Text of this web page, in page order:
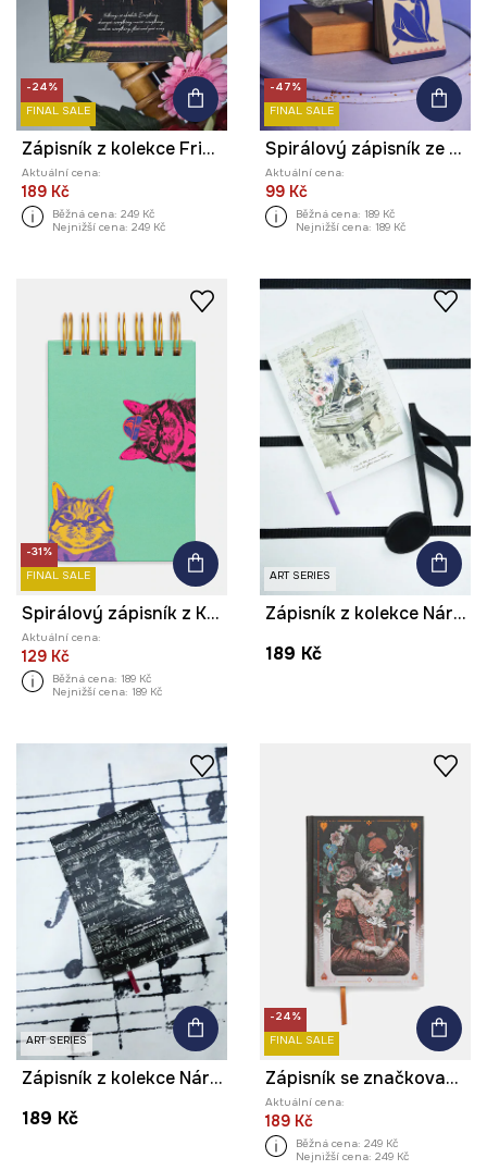
-24%
FINAL SALE
Zápisník z kolekce Frida
Aktuální cena:
189 Kč
Běžná cena: 249 Kč
Nejnižší cena: 249 Kč
-47%
FINAL SALE
Spirálový zápisník ze speciální kolekce Eviva L'arte
Aktuální cena:
99 Kč
Běžná cena: 189 Kč
Nejnižší cena: 189 Kč
-31%
FINAL SALE
Spirálový zápisník z Kočičí kolekce
Aktuální cena:
129 Kč
Běžná cena: 189 Kč
Nejnižší cena: 189 Kč
ART SERIES
Zápisník z kolekce Národní institut Fryderyka Chopina x Medicine
189 Kč
ART SERIES
Zápisník z kolekce Národní institut Fryderyka Chopina x Medicine
189 Kč
-24%
FINAL SALE
Zápisník se značkovačem
Aktuální cena:
189 Kč
Běžná cena: 249 Kč
Nejnižší cena: 249 Kč